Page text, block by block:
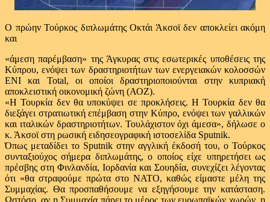
Ο πρώην Τούρκος διπλωμάτης Οκτάι Άκσοϊ δεν αποκλείει ακόμη
και
«άμεση παρέμβαση» της Άγκυρας στις εσωτερικές υποθέσεις της
Κύπρου, ενόψει των δραστηριοτήτων των ενεργειακών κολοσσών
ΕΝΙ και Total, οι οποίοι δραστηριοποιούνται στην κυπριακή
αποκλειστική οικονομική ζώνη (ΑΟΖ).
«Η Τουρκία δεν θα υποκύψει σε προκλήσεις. Η Τουρκία δεν θα
διεξάγει στρατιωτική επέμβαση στην Κύπρο, ενόψει των γαλλικών
και ιταλικών δραστηριοτήτων. Τουλάχιστον όχι άμεσα», δήλωσε ο
κ. Άκσοϊ στη ρωσική ειδησεογραφική ιστοσελίδα Sputnik.
Όπως μεταδίδει το Sputnik στην αγγλική έκδοσή του, ο Τούρκος
συνταξιούχος σήμερα διπλωμάτης, ο οποίος είχε υπηρετήσει ως
πρέσβης στη Φινλανδία, Ιορδανία και Σουηδία, συνεχίζει λέγοντας
ότι «θα στραφούμε πρώτα στο ΝΑΤΟ, καθώς είμαστε μέλη της
Συμμαχίας. Θα προσπαθήσουμε να εξηγήσουμε την κατάσταση.
Ωστόσο, αν η Συμμαχία πάρει το μέρος των ευρωπαϊκών χωρών, η